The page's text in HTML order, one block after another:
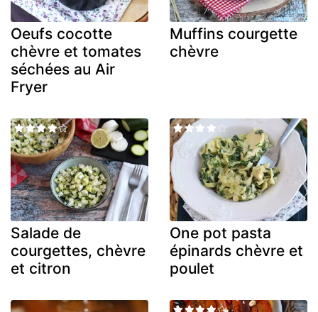
Oeufs cocotte
chèvre et tomates
séchées au Air
Fryer
Muffins courgette
chèvre
Salade de
courgettes, chèvre
et citron
One pot pasta
épinards chèvre et
poulet